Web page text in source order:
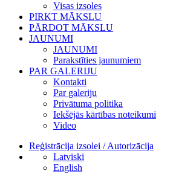
Visas izsoles
PIRKT MĀKSLU
PĀRDOT MĀKSLU
JAUNUMI
JAUNUMI
Parakstīties jaunumiem
PAR GALERIJU
Kontakti
Par galeriju
Privātuma politika
Iekšējās kārtības noteikumi
Video
Reģistrācija izsolei / Autorizācija
Latviski
English